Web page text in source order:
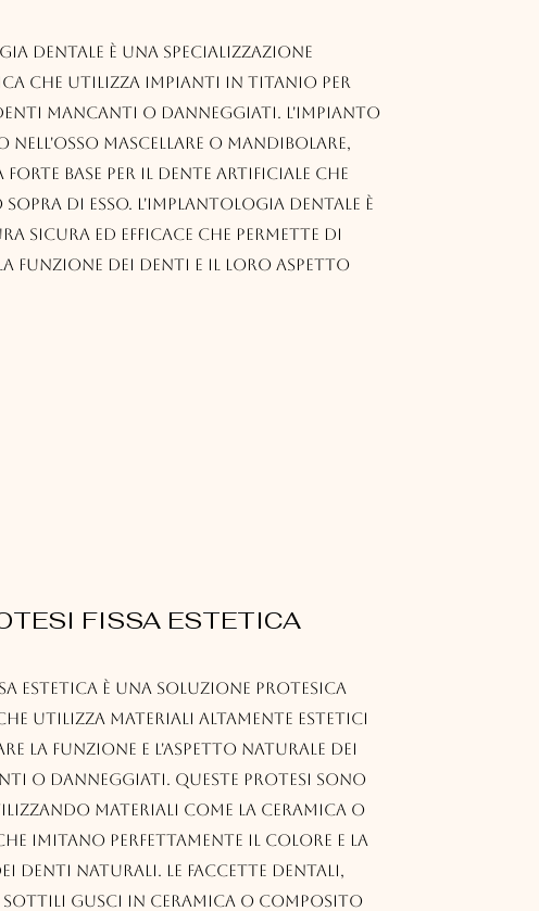
dentale è una specializzazione
che utilizza impianti in titanio per
mancanti o danneggiati. L'impianto
nell'osso mascellare o mandibolare,
forte base per il dente artificiale che
di esso. L'implantologia dentale è
sicura ed efficace che permette di
funzione dei denti e il loro aspetto
FISSA ESTETICA
estetica è una soluzione protesica
utilizza materiali altamente estetici
la funzione e l'aspetto naturale dei
o danneggiati. Queste protesi sono
materiali come la ceramica o
imitano perfettamente il colore e la
denti naturali. Le faccette dentali,
sottili gusci in ceramica o composito